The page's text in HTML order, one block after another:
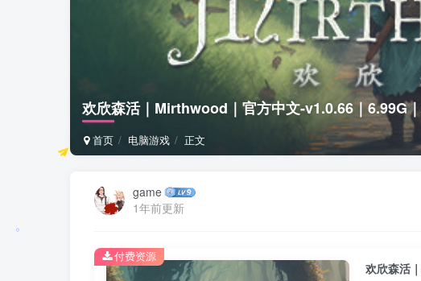
欢欣森活｜Mirthwood｜官方中文-v1.0.66｜6.99G
首页 电脑游戏 正文
game
1年前更新
欢欣森活
付费资源